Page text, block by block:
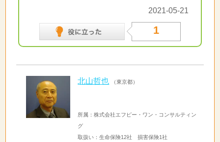
2021-05-21
1
北山哲也 （東京都）
所属：株式会社エフピー・ワン・コンサルティン
グ
取扱い：生命保険12社 損害保険1社